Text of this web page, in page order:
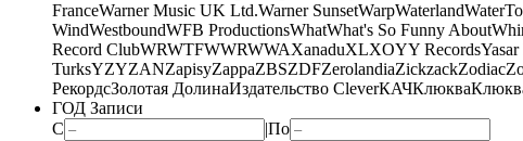
FranceWarner Music UK Ltd.Warner SunsetWarpWaterland
WindWestboundWFB ProductionsWhatWhat's So Funny About
Record ClubWRWTFWWRWWAXanaduXLXOYY RecordsYasar
TurksYZYZANZapisyZappaZBSZDFZerolandiaZickzackZodiac
РекордсЗолотая ДолинаИздательство CleverКАЧКлюква
ГОД Записи
С
|По